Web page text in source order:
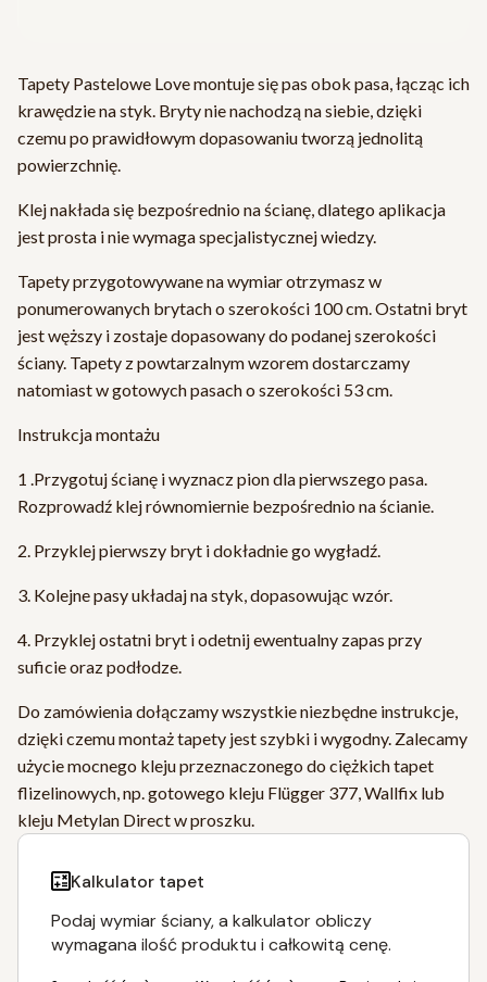
Tapety Pastelowe Love montuje się pas obok pasa, łącząc ich
krawędzie na styk. Bryty nie nachodzą na siebie, dzięki
czemu po prawidłowym dopasowaniu tworzą jednolitą
powierzchnię.
Klej nakłada się bezpośrednio na ścianę, dlatego aplikacja
jest prosta i nie wymaga specjalistycznej wiedzy.
Tapety przygotowywane na wymiar otrzymasz w
ponumerowanych brytach o szerokości 100 cm. Ostatni bryt
jest węższy i zostaje dopasowany do podanej szerokości
ściany. Tapety z powtarzalnym wzorem dostarczamy
natomiast w gotowych pasach o szerokości 53 cm.
Instrukcja montażu
1 .Przygotuj ścianę i wyznacz pion dla pierwszego pasa.
Rozprowadź klej równomiernie bezpośrednio na ścianie.
2. Przyklej pierwszy bryt i dokładnie go wygładź.
3. Kolejne pasy układaj na styk, dopasowując wzór.
4. Przyklej ostatni bryt i odetnij ewentualny zapas przy
suficie oraz podłodze.
Do zamówienia dołączamy wszystkie niezbędne instrukcje,
dzięki czemu montaż tapety jest szybki i wygodny. Zalecamy
użycie mocnego kleju przeznaczonego do ciężkich tapet
flizelinowych, np. gotowego kleju Flügger 377, Wallfix lub
kleju Metylan Direct w proszku.
Kalkulator tapet
Podaj wymiar ściany, a kalkulator obliczy
wymagana ilość produktu i całkowitą cenę.